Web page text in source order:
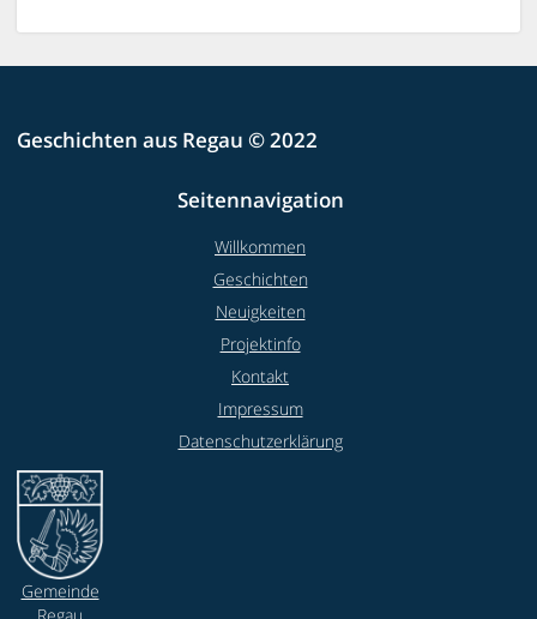
Geschichten aus Regau © 2022
Seitennavigation
Willkommen
Geschichten
Neuigkeiten
Projektinfo
Kontakt
Impressum
Datenschutzerklärung
Gemeinde